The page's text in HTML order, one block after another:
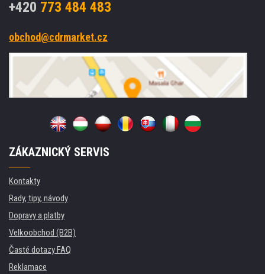
+420 773 484 483
obchod@cdrmarket.cz
ZÁKAZNICKÝ SERVIS
Kontakty
Rady, tipy, návody
Dopravy a platby
Velkoobchod (B2B)
Časté dotazy FAQ
Reklamace